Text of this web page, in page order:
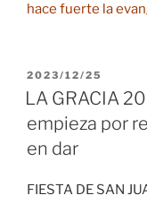
hace fuerte la
PUBLICADO
EL
2023/12/25
LA GRACIA
empieza por
en dar
FIESTA DE SAN